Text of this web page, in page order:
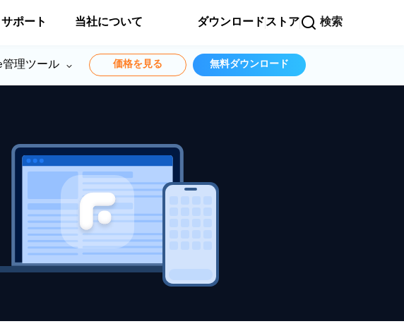
サポート 当社について ダウンロード ストア 検索
管理ツール 価格を見る 無料ダウンロード